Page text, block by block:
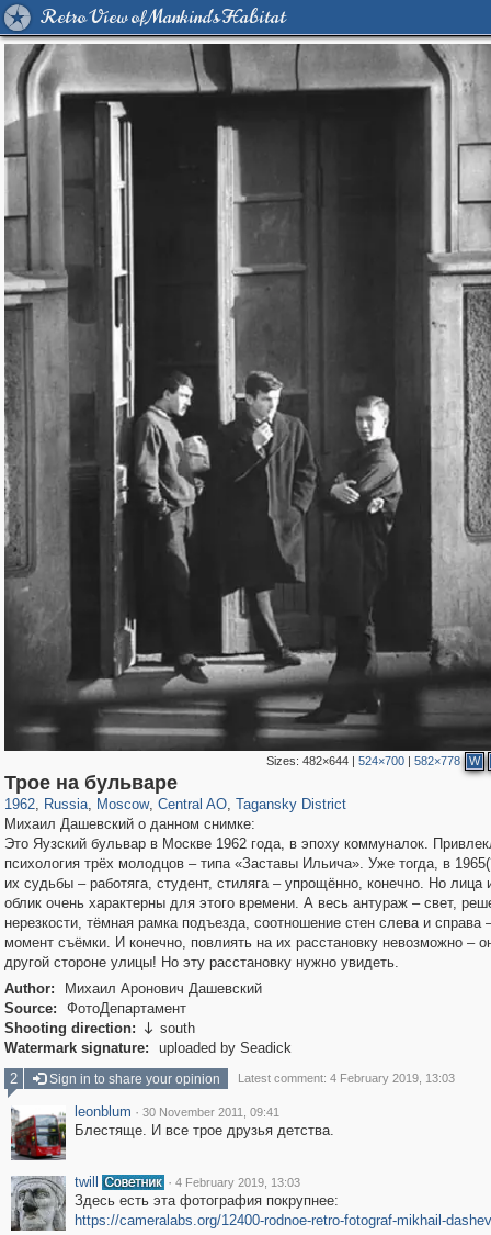
Retro View of Mankind's Habitat
Sizes: 482×644| 524×700| 582×778 W
Трое на бульваре
1962, Russia
1,406,953 29,248
, Moscow
319,864 8,286
, Central AO
160,012
, Tagansky District
Михаил Дашевский о данном снимке:
Это Яузский бульвар в Москве 1962 года, в эпоху коммуналок.
психология трёх молодцов – типа «Заставы Ильича». Уже тогда, в
их судьбы – работяга, студент, стиляга – упрощённо, конечно. Но лица
облик очень характерны для этого времени. А весь антураж – свет,
нерезкости, тёмная рамка подъезда, соотношение стен слева и справа
момент съёмки. И конечно, повлиять на их расстановку невозможно –
другой стороне улицы! Но эту расстановку нужно увидеть.
Author:
Михаил Аронович Дашевский
Source:
ФотоДепартамент
Shooting direction:  south
Watermark signature:
uploaded by Seadick
2
Sign in to share your opinion Latest comment: 4 February 2019, 13:03
leonblum · 30 November 2011, 09:41
Блестяще. И все трое друзья детства.
twill · 4 February 2019, 13:03
Здесь есть эта фотография покрупнее:
https://cameralabs.org/12400-rodnoe-retro-fotograf-mikhail-